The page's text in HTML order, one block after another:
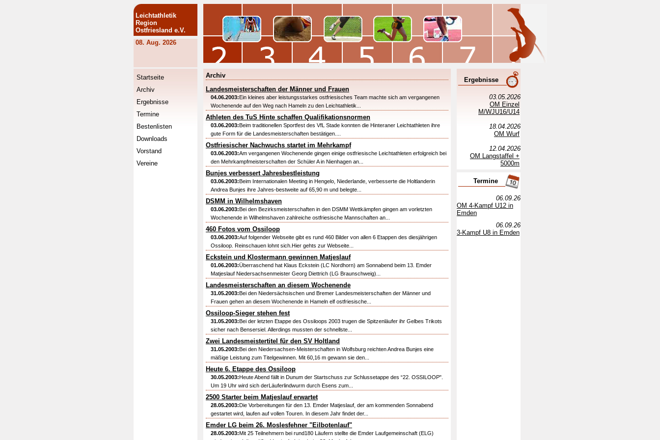
Leichtathletik
Region
Ostfriesland e.V.
08. Aug. 2026
Startseite
Archiv
Ergebnisse
Termine
Bestenlisten
Downloads
Vorstand
Vereine
Archiv
Landesmeisterschaften der Männer und Frauen
04.06.2003:Ein kleines aber leistungsstarkes ostfriesisches Team machte sich am vergangenen
Wochenende auf den Weg nach Hameln zu den Leichtathletik...
Athleten des TuS Hinte schaffen Qualifikationsnormen
03.06.2003:Beim traditionellen Sportfest des VfL Stade konnten die Hinteraner Leichtathleten ihre
gute Form für die Landesmeisterschaften bestätigen....
Ostfriesischer Nachwuchs startet im Mehrkampf
03.06.2003:Am vergangenen Wochenende gingen einige ostfriesische Leichtathleten erfolgreich bei
den Mehrkampfmeisterschaften der Schüler A in Nienhagen an...
Bunjes verbessert Jahresbestleistung
03.06.2003:Beim Internationalen Meeting in Hengelo, Niederlande, verbesserte die Holtlanderin
Andrea Bunjes ihre Jahres-bestweite auf 65,90 m und belegte...
DSMM in Wilhelmshaven
03.06.2003:Bei den Bezirksmeisterschaften in den DSMM Wettkämpfen gingen am vorletzten
Wochenende in Wilhelmshaven zahlreiche ostfriesische Mannschaften an...
460 Fotos vom Ossiloop
03.06.2003:Auf folgender Webseite gibt es rund 460 Bilder von allen 6 Etappen des diesjährigen
Ossiloop. Reinschauen lohnt sich.Hier gehts zur Webseite...
Eckstein und Klostermann gewinnen Matjeslauf
01.06.2003:Überraschend hat Klaus Eckstein (LC Nordhorn) am Sonnabend beim 13. Emder
Matjeslauf Niedersachsenmeister Georg Diettrich (LG Braunschweig)...
Landesmeisterschaften an diesem Wochenende
31.05.2003:Bei den Niedersächsischen und Bremer Landesmeisterschaften der Männer und
Frauen gehen an diesem Wochenende in Hameln elf ostfriesische...
Ossiloop-Sieger stehen fest
31.05.2003:Bei der letzten Etappe des Ossiloops 2003 trugen die Spitzenläufer ihr Gelbes Trikots
sicher nach Bensersiel. Allerdings mussten der schnellste...
Zwei Landesmeistertitel für den SV Holtland
31.05.2003:Bei den Niedersachsen-Meisterschaften in Wolfsburg reichten Andrea Bunjes eine
mäßige Leistung zum Titelgewinnen. Mit 60,16 m gewann sie den...
Heute 6. Etappe des Ossiloop
30.05.2003:Heute Abend fällt in Dunum der Startschuss zur Schlussetappe des “22. OSSILOOP".
Um 19 Uhr wird sich derLäuferlindwurm durch Esens zum...
2500 Starter beim Matjeslauf erwartet
28.05.2003:Die Vorbereitungen für den 13. Emder Matjeslauf, der am kommenden Sonnabend
gestartet wird, laufen auf vollen Touren. In diesem Jahr findet der...
Emder LG beim 26. Moslesfehner "Eilbotenlauf"
28.05.2003:Mit 25 Teilnehmern bei rund180 Läufern stellte die Emder Laufgemeinschaft (ELG)
Ergebnisse
03.05.2026
OM Einzel
M/WJU16/U14
18.04.2026
OM Wurf
12.04.2026
OM Langstaffel +
5000m
Termine
06.09.26
OM 4-Kampf U12 in
Emden
06.09.26
3-Kampf U8 in Emden